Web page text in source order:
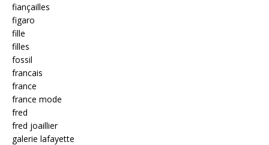
fiançailles
figaro
fille
filles
fossil
francais
france
france mode
fred
fred joaillier
galerie lafayette